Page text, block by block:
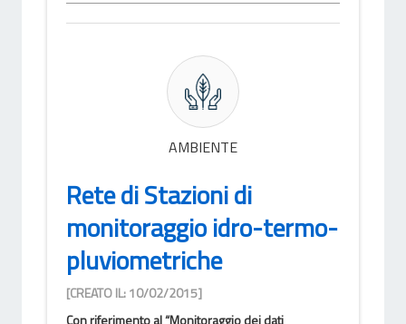
AMBIENTE
Rete di Stazioni di
monitoraggio idro-termo-
pluviometriche
[CREATO IL: 10/02/2015]
Con riferimento al “Monitoraggio dei dati